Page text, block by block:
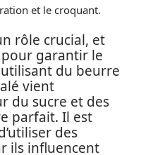
et le croquant.
rôle crucial, et
garantir le
utilisant du beurre
vient
du sucre et des
parfait. Il est
des
ils influencent